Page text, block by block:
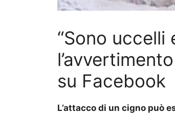
“Sono uccelli
su Facebook
L’attacco di un cigno può